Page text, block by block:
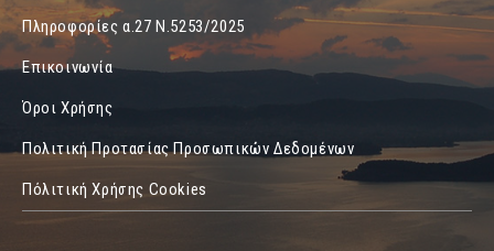
Πληροφορίες α.27 Ν.5253/2025
Επικοινωνία
Όροι Χρήσης
Πολιτική Προτασίας Προσωπικών Δεδομένων
Πόλιτική Χρήσης Cookies